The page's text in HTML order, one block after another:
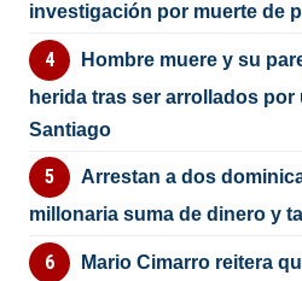
investigación por muerte de
Hombre muere y su
herida tras ser arrollados por
Santiago
Arrestan a dos
millonaria suma de dinero y
Mario Cimarro reitera